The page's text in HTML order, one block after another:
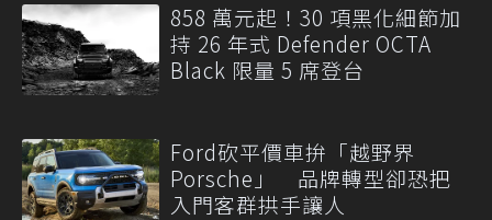
858 萬元起！30 項黑化細節加
持 26 年式 Defender OCTA
Black 限量 5 席登台
Ford砍平價車拚「越野界
Porsche」 品牌轉型卻恐把
入門客群拱手讓人